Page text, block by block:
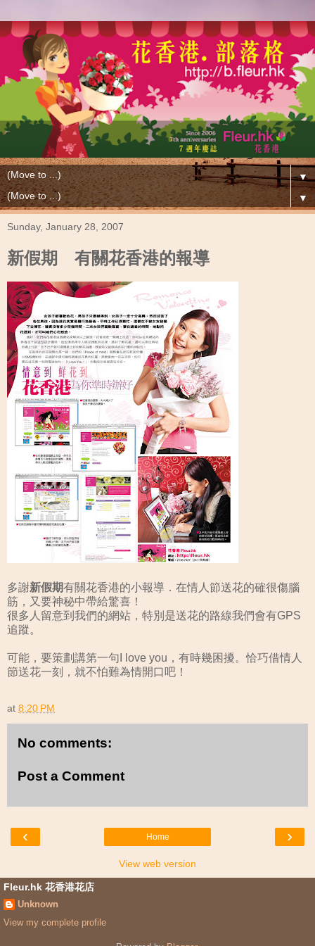
▼
▼
Sunday, January 28, 2007
新假期 有關花香港的報導
多謝新假期有關花香港的小報導．在情人節送花的確很傷腦
筋，又要神秘中帶給驚喜！
很多人留意到我們的網站，特別是送花的路線我們會有GPS
追蹤。
可能，要策劃講第一句I love you，有時幾困擾。恰巧借情人
節送花一刻，就不怕難為情開口吧！
at 8:20 PM
No comments:
Post a Comment
‹ ›
Home
View web version
Fleur.hk 花香港花店
Unknown
View my complete profile